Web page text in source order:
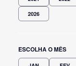
2026
ESCOLHA O MÊS